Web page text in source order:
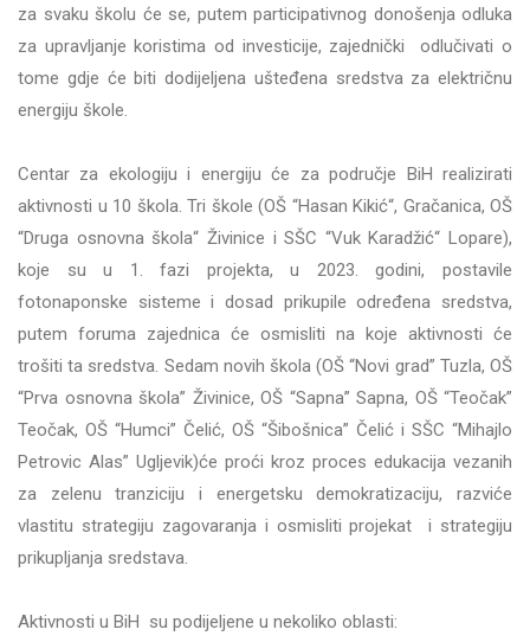
za svaku školu će se, putem participativnog donošenja odluka
za upravljanje koristima od investicije, zajednički odlučivati o
tome gdje će biti dodijeljena ušteđena sredstva za električnu
energiju škole.
Centar za ekologiju i energiju će za područje BiH realizirati
aktivnosti u 10 škola. Tri škole (OŠ “Hasan Kikić“, Gračanica, OŠ
“Druga osnovna škola“ Živinice iSŠC “Vuk Karadžić“ Lopare),
koje su u 1. fazi projekta, u 2023. godini, postavile
fotonaponske sisteme i dosad prikupile određena sredstva,
putem foruma zajednica će osmisliti na koje aktivnosti će
trošiti ta sredstva. Sedam novih škola(OŠ “Novi grad” Tuzla, OŠ
“Prva osnovna škola” Živinice, OŠ “Sapna” Sapna, OŠ “Teočak”
Teočak, OŠ “Humci” Čelić, OŠ “Šibošnica” Čelić i SŠC “Mihajlo
Petrovic Alas” Ugljevik)će proći kroz proces edukacija vezanih
za zelenu tranziciju i energetsku demokratizaciju, razviće
vlastitu strategiju zagovaranja i osmisliti projekat i strategiju
prikupljanja sredstava.
Aktivnosti u BiH su podijeljene u nekoliko oblasti: